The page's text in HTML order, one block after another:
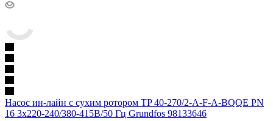
Насос ин-лайн с сухим ротором TP 40-270/2-A-F-A-BQQE PN
16 3х220-240/380-415В/50 Гц Grundfos 98133646